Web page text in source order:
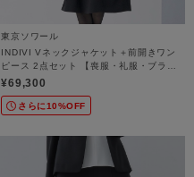
東京ソワール
INDIVI Vネックジャケット＋前開きワン
ピース 2点セット 【喪服・礼服・ブラッ
クフォーマル】
¥69,300
さらに10%OFF